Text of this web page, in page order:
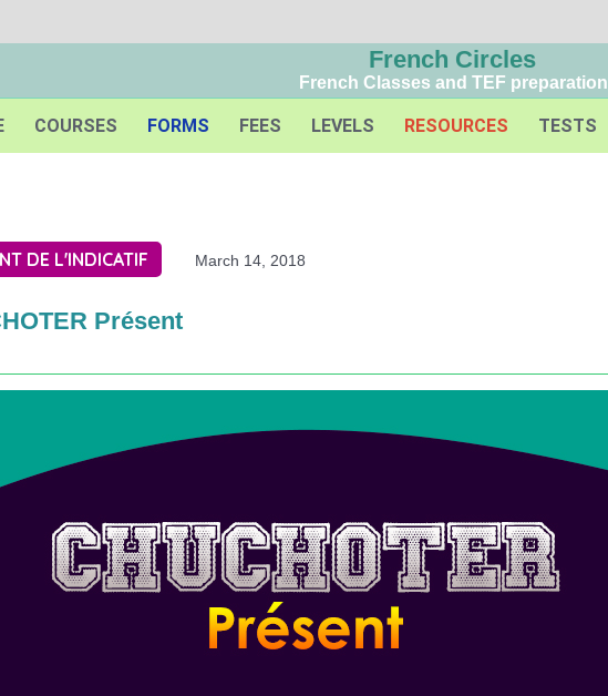
French Circles
French Classes and TEF preparation
COURSES FORMS FEES LEVELS RESOURCES TESTS
DE L'INDICATIF March 14, 2018
Présent